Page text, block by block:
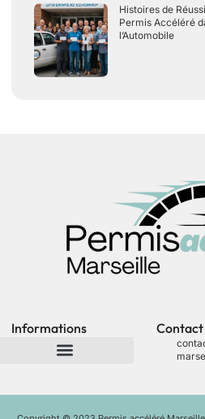
Histoires de
Permis Accéléré
l’Automobile
Informations Contact